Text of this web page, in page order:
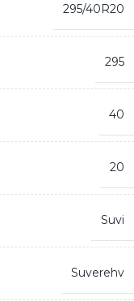
295/40R20
295
40
20
Suvi
Suverehv